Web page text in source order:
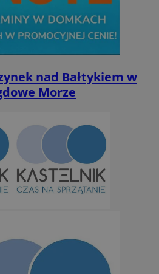
nad Bałtykiem w
Morze
umożliwiają korzystanie z podstawowych
użytkownika i zarządzanie kontem. Bez
Provider
Domena
orzesze.com.pl
orzesze.com.pl